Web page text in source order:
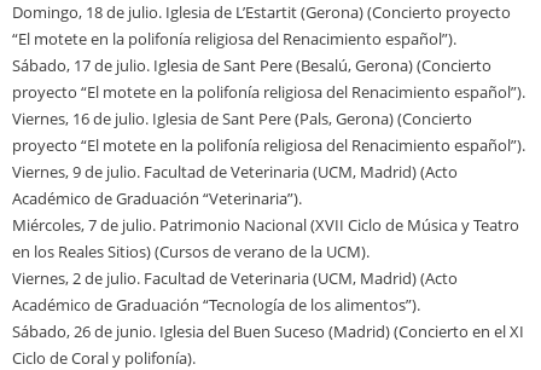
Domingo, 18 de julio. Iglesia de L’Estartit (Gerona) (Concierto proyecto
“El motete en la polifonía religiosa del Renacimiento español”).
Sábado, 17 de julio. Iglesia de Sant Pere (Besalú, Gerona) (Concierto
proyecto “El motete en la polifonía religiosa del Renacimiento español”).
Viernes, 16 de julio. Iglesia de Sant Pere (Pals, Gerona) (Concierto
proyecto “El motete en la polifonía religiosa del Renacimiento español”).
Viernes, 9 de julio. Facultad de Veterinaria (UCM, Madrid) (Acto
Académico de Graduación “Veterinaria”).
Miércoles, 7 de julio. Patrimonio Nacional (XVII Ciclo de Música y Teatro
en los Reales Sitios) (Cursos de verano de la UCM).
Viernes, 2 de julio. Facultad de Veterinaria (UCM, Madrid) (Acto
Académico de Graduación “Tecnología de los alimentos”).
Sábado, 26 de junio. Iglesia del Buen Suceso (Madrid) (Concierto en el XI
Ciclo de Coral y polifonía).